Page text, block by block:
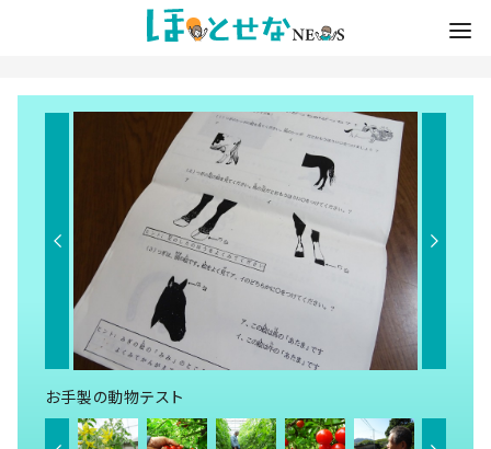
お手製の動物テスト